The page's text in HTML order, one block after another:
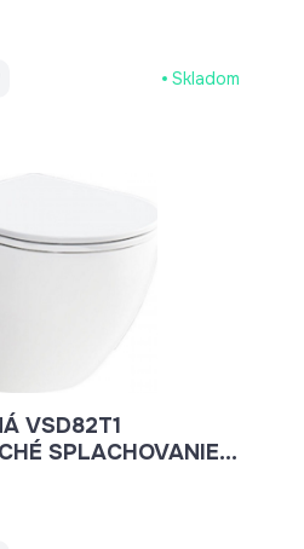
Skladom
VSD82T1
SPLACHOVANIE,